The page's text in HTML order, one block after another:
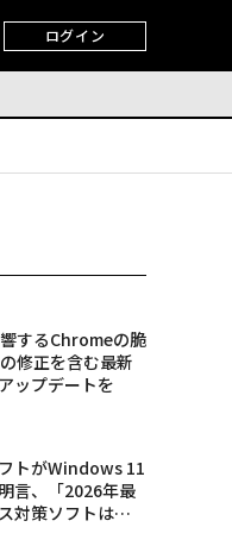
ログイン
するChromeの脆
修正を含む最新
ップデートを
トがWindows 11
言、「2026年最
対策ソフトはこ